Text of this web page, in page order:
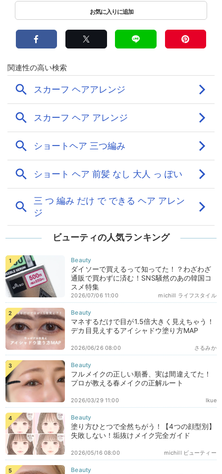
ビューティの人気ランキング
ダイソーで買えるって知ってた！？わざわざ
通販で買わずに済む！SNS騒然のあの韓国コ
スメ特集
michill ライフスタイル
2026/07/06 11:00
マネするだけで目が1.5倍大きく見えちゃう！
デカ目見えするアイシャドウ塗り方MAP
さるみか
2026/06/26 08:00
フルメイクの正しい順番、実は間違えてた！
プロが教える春メイクの正解ルート
Ikue
2026/03/29 11:00
塗り方ひとつで全然ちがう！【4つの顔型別】
失敗しない！垢抜けメイク完全ガイド
michill ビューティー
2026/05/16 08:00